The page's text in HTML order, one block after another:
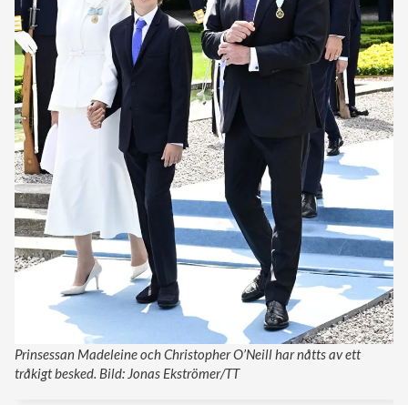
Prinsessan Madeleine och Christopher O’Neill har nåtts av ett
tråkigt besked. Bild: Jonas Ekströmer/TT